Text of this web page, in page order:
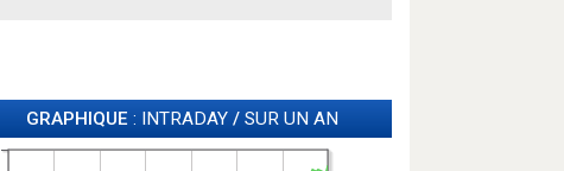
GRAPHIQUE : INTRADAY/ SUR UN AN